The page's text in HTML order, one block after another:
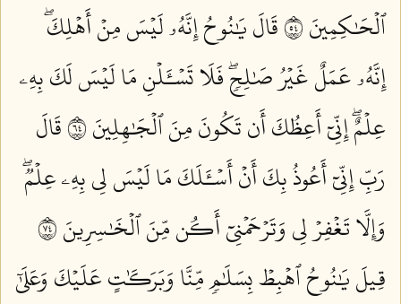
ٱلۡحَٰكِمِينَ ٤٥
قَالَ يَٰنُوحُ إِنَّهُۥ لَيۡسَ مِنۡ أَهۡلِكَۖ
إِنَّهُۥ عَمَلٌ غَيۡرُ صَٰلِحٖۖ فَلَا تَسۡـَٔلۡنِ مَا لَيۡسَ لَكَ بِهِۦ
عِلۡمٌۖ إِنِّيٓ أَعِظُكَ أَن تَكُونَ مِنَ ٱلۡجَٰهِلِينَ ٤٦
قَالَ
رَبِّ إِنِّيٓ أَعُوذُ بِكَ أَنۡ أَسۡـَٔلَكَ مَا لَيۡسَ لِي بِهِۦ عِلۡمٞۖ
وَإِلَّا تَغۡفِرۡ لِي وَتَرۡحَمۡنِيٓ أَكُن مِّنَ ٱلۡخَٰسِرِينَ ٤٧
قِيلَ يَٰنُوحُ ٱهۡبِطۡ بِسَلَٰمٖ مِّنَّا وَبَرَكَٰتٍ عَلَيۡكَ وَعَلَىٰٓ